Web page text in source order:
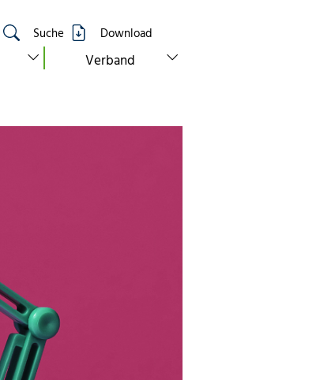
Suche Download
show submenu for “standorte”
Verband show submenu for “verband”